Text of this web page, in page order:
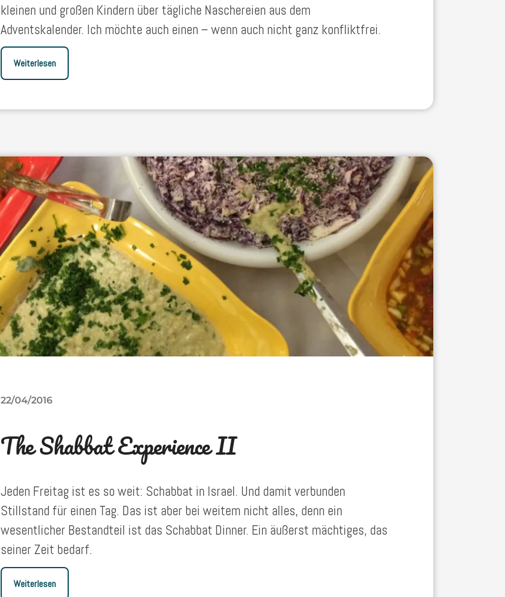
kleinen und großen Kindern über tägliche Naschereien aus dem
Adventskalender. Ich möchte auch einen – wenn auch nicht ganz konfliktfrei.
Weiterlesen
22/04/2016
The Shabbat Experience II
Jeden Freitag ist es so weit: Schabbat in Israel. Und damit verbunden
Stillstand für einen Tag. Das ist aber bei weitem nicht alles, denn ein
wesentlicher Bestandteil ist das Schabbat Dinner. Ein äußerst mächtiges, das
seiner Zeit bedarf.
Weiterlesen